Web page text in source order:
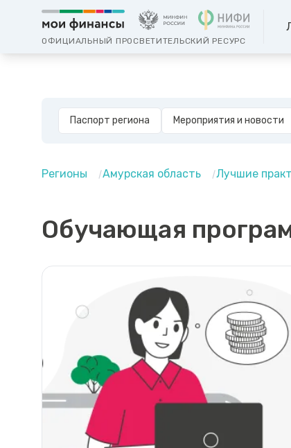
ОФИЦИАЛЬНЫЙ ПРОСВЕТИТЕЛЬСКИЙ РЕСУРС
Паспорт региона Мероприятия и новости
Регионы Амурская область Лучшие
Обучающая